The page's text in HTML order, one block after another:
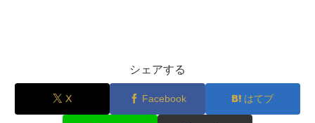
シェアする
X Facebook はてブ